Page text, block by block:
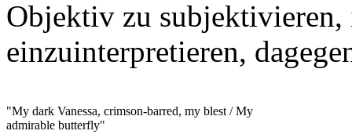
Objektiv zu subjektivieren,
einzuinterpretieren,
"My dark Vanessa, crimson-barred, my blest / My
admirable butterfly"